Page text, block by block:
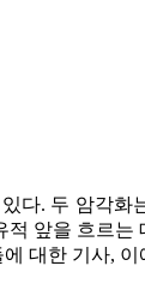
다. 두 암각
앞을 흐르
대한 기사,